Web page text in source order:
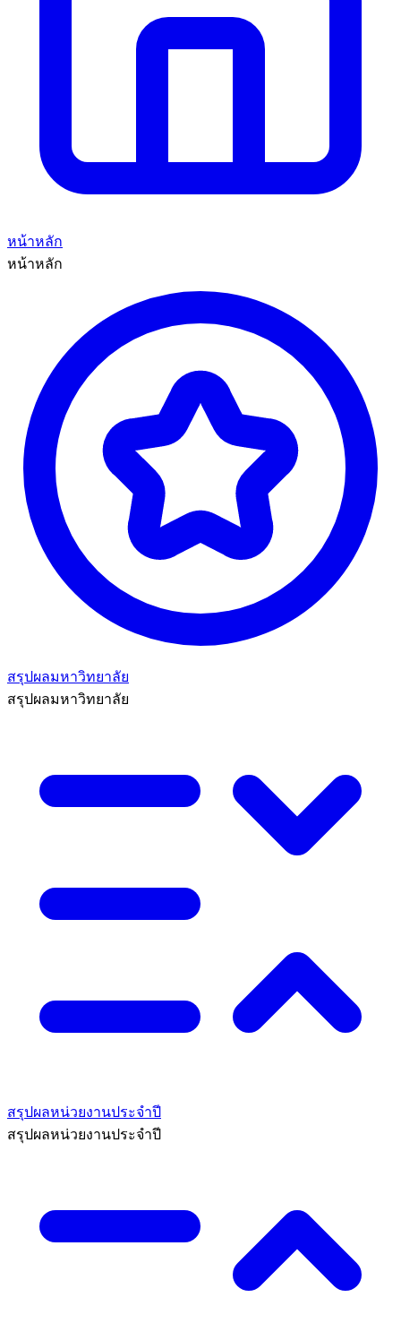
หน้าหลัก
หน้าหลัก
สรุปผลมหาวิทยาลัย
สรุปผลมหาวิทยาลัย
สรุปผลหน่วยงานประจำปี
สรุปผลหน่วยงานประจำปี